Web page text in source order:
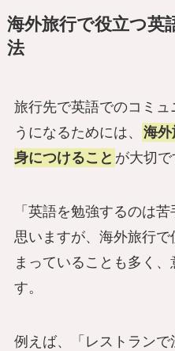
海外旅行で役立つ英
法
旅行先で英語でのコミュ
うになるためには、
海外
身につけること が大切で
「英語を勉強するのは
思いますが、海外旅行
まっていることも多く
す。
例えば、「レストラン